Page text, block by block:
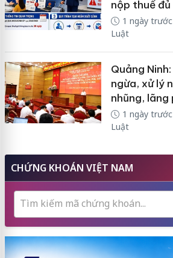
nộp thuế đủ
1 ngày trước
Luật
Quảng
ngừa, xử lý
nhũng,
1 ngày trước
Luật
CHỨNG KHOÁN VIỆT NAM
Tìm kiếm mã chứng khoán...